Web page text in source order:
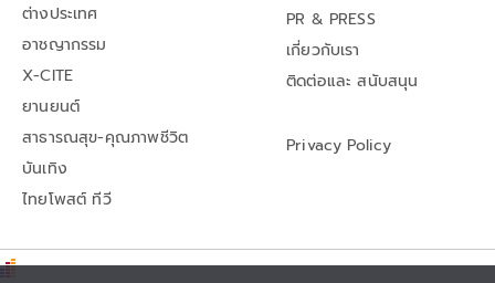
ต่างประเทศ
อาชญากรรม
X-CITE
ยานยนต์
สาธารณสุข-คุณภาพชีวิต
บันเทิง
ไทยโพสต์ ทีวี
PR & PRESS
เกี่ยวกับเรา
ติดต่อและ สนับสนุน
Privacy Policy